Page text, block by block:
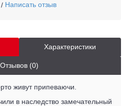
/ Написать отзыв
Характеристики
Отзывов (0)
живут припеваючи.
в наследство замечательный